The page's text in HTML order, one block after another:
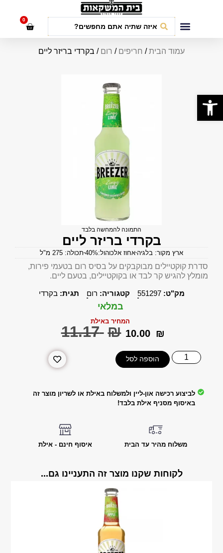
0
עמוד הבית/ חריפים / רום / בקרדי בריזר ליים
התמונה להמחשה בלבד
בקרדי בריזר ליים
ארץ מקור: בלגיה אחוז אלכוהול:40% תכולה: 275 מ"ל
סדרת קוקטיילים מבוקבקים על בסיס רום בטעמי פירות,
מומלץ להגיש קר לבד או בקוקטיילים, בטעם ליים.
מק"ט:551297 קטגוריה: רום תגית: בקרדי
במלאי
המחיר באילת
‎11.17 ₪ ‎10.00 ₪
הוספה לסל
לביצוע רכישה און-ליין ולמשלוח באילת או לשריון מוצר זה
באיסוף מסניף אילת בלבד!
משלוח מהיר עד הבית איסוף חינם - אילת
לקוחות שקנו מוצר זה התעניינו גם...
פתח סרגל נגישות